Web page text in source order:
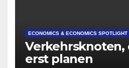
ECONOMICS & ECONOMICS SPOTLIGHT
Verkehrsknoten,
erst planen